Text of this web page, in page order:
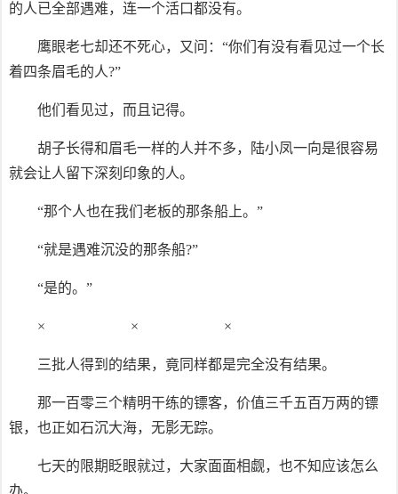
的人已全部遇难，连一个活口都没有。
鹰眼老七却还不死心，又问：“你们有没有看见过一个长
着四条眉毛的人?”
他们看见过，而且记得。
胡子长得和眉毛一样的人并不多，陆小凤一向是很容易
就会让人留下深刻印象的人。
“那个人也在我们老板的那条船上。”
“就是遇难沉没的那条船?”
“是的。”
× × ×
三批人得到的结果，竟同样都是完全没有结果。
那一百零三个精明干练的镖客，价值三千五百万两的镖
银，也正如石沉大海，无影无踪。
七天的限期眨眼就过，大家面面相觑，也不知应该怎么
办。